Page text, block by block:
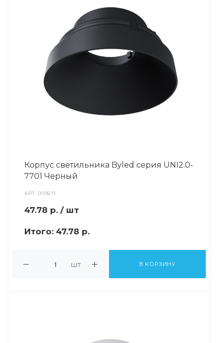
Корпус светильника Byled серия UNI2.0-
7701 Черный
АРТ.009211
47.78 р. / шт
Итого: 47.78 р.
шт В КОРЗИНУ